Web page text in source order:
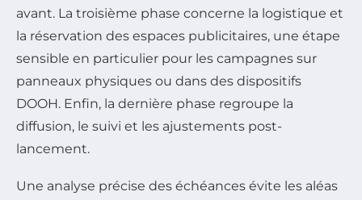
avant. La troisième phase concerne la logistique et
la réservation des espaces publicitaires, une étape
sensible en particulier pour les campagnes sur
panneaux physiques ou dans des dispositifs
DOOH. Enfin, la dernière phase regroupe la
diffusion, le suivi et les ajustements post-
lancement.
Une analyse précise des échéances évite les aléas